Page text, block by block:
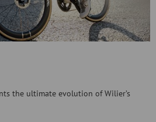
the ultimate evolution of Wilier’s